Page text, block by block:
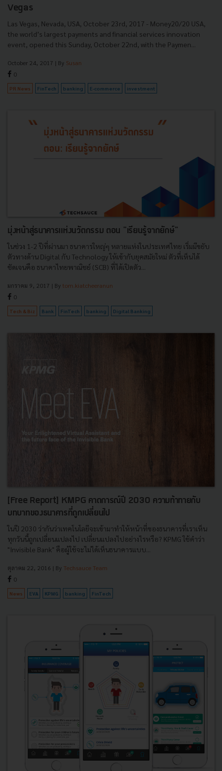
Vegas
Las Vegas, Nevada, USA, October 23rd, 2017 - Money20/20 USA,
the world’s largest payments and financial services innovation
event, opened this Sunday, October 22nd, with the Paymen...
October 24, 2017 | By Susan
0
PR News FinTech banking E-commerce investment
มุ่งหน้าสู่ธนาคารแห่งนวัตกรรม ตอน "เรียนรู้จากยักษ์"
ในช่วง 1-2 ปีที่ผ่านมา ธนาคารใหญ่ๆ หลายแห่งในประเทศไทย เริ่มมีขยับ
ตัวทางด้าน Digital กับ Technology ให้เข้ากับยุคสมัยใหม่ ตัวที่เห็นได้
ชัดเจนคือ ธนาคาไทยพาณิชย์ (SCB) ที่ได้เปิดตัว...
มกราคม 9, 2017 | By tom.kiatcheeranun
0
Tech & Biz Bank FinTech banking Digital Banking
[Free Report] KMPG คาดการณ์ปี 2030 ความท้าทายกับ
บทบาทของธนาคารที่ถูกเปลี่ยนไป
ในปี 2030 ว่ากันว่าเทคโนโลยีจะเข้ามาทำให้หน้าที่ของธนาคารที่เราเห็น
ทุกวันนี้ถูกเปลี่ยนแปลงไป เปลี่ยนแปลงไปอย่างไรหรือ? KPMG ใช้คำว่า
"Invisible Bank" คือผู้ใช้จะไม่ได้เห็นธนาคารแบบ...
ตุลาคม 22, 2016 | By Techsauce Team
0
News EVA KPMG banking FinTech